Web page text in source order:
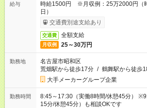
給与
時給1500円 ※月収例：25万2000円（
日）
交通費別途支給あり
交通費 全額支給
月収例 25～30万円
勤務地
名古屋市昭和区
荒畑駅から徒歩17分 / 鶴舞駅から徒歩
大手メーカーグループ企業
勤務時間
8:45～17:30（実働8時間/休憩45分）
15分/休憩45分）も相談OKです